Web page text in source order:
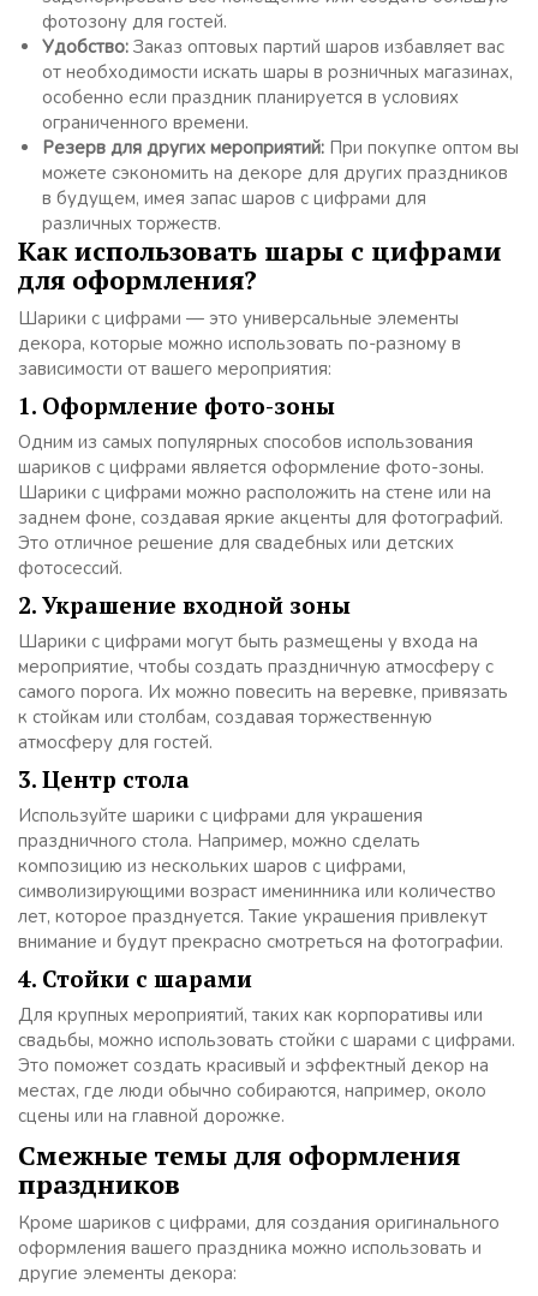
фотозону для гостей.
Удобство: Заказ оптовых партий шаров избавляет вас
от необходимости искать шары в розничных магазинах,
особенно если праздник планируется в условиях
ограниченного времени.
Резерв для других мероприятий: При покупке оптом вы
можете сэкономить на декоре для других праздников
в будущем, имея запас шаров с цифрами для
различных торжеств.
Как использовать шары с цифрами
для оформления?
Шарики с цифрами — это универсальные элементы
декора, которые можно использовать по-разному в
зависимости от вашего мероприятия:
1. Оформление фото-зоны
Одним из самых популярных способов использования
шариков с цифрами является оформление фото-зоны.
Шарики с цифрами можно расположить на стене или на
заднем фоне, создавая яркие акценты для фотографий.
Это отличное решение для свадебных или детских
фотосессий.
2. Украшение входной зоны
Шарики с цифрами могут быть размещены у входа на
мероприятие, чтобы создать праздничную атмосферу с
самого порога. Их можно повесить на веревке, привязать
к стойкам или столбам, создавая торжественную
атмосферу для гостей.
3. Центр стола
Используйте шарики с цифрами для украшения
праздничного стола. Например, можно сделать
композицию из нескольких шаров с цифрами,
символизирующими возраст именинника или количество
лет, которое празднуется. Такие украшения привлекут
внимание и будут прекрасно смотреться на фотографии.
4. Стойки с шарами
Для крупных мероприятий, таких как корпоративы или
свадьбы, можно использовать стойки с шарами с цифрами.
Это поможет создать красивый и эффектный декор на
местах, где люди обычно собираются, например, около
сцены или на главной дорожке.
Смежные темы для оформления
праздников
Кроме шариков с цифрами, для создания оригинального
оформления вашего праздника можно использовать и
другие элементы декора: